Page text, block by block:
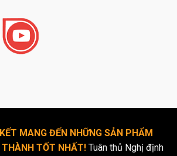
nhưng Xì Gà Mini vẫn đảm bảo mang lại
xì gà. Nhiều loại Xì Gà Mini được làm
giúp tạo ra một hương vị đậm đà và
tiếng như Cohiba, Davidoff,
MANG ĐẾN NHỮNG SẢN PHẨM
THÀNH TỐT NHẤT! Tuân thủ Nghị định